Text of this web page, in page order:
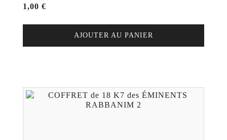
1,00 €
AJOUTER AU PANIER